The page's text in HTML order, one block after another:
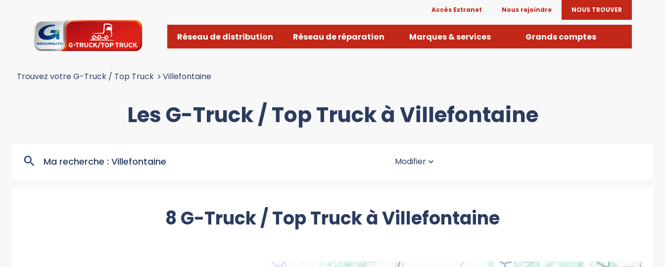
Accès Extranet Nous rejoindre NOUS TROUVER
Réseau de distribution Réseau de réparation Marques & services Grands comptes
Trouvez votre G-Truck / Top Truck >Villefontaine
Les G-Truck / Top Truck à Villefontaine
Ma recherche : Villefontaine Modifier
8 G-Truck / Top Truck à Villefontaine